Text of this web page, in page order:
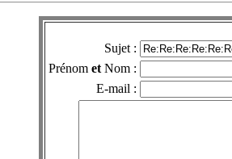
Sujet :
Prénom et Nom :
E-mail :